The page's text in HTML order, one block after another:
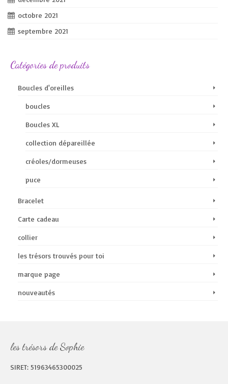
octobre 2021
septembre 2021
Catégories de produits
Boucles d'oreilles
boucles
Boucles XL
collection dépareillée
créoles/dormeuses
puce
Bracelet
Carte cadeau
collier
les trésors trouvés pour toi
marque page
nouveautés
les trésors de Sophie
SIRET: 51963465300025